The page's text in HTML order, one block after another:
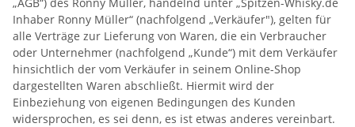
Inhaber Ronny Müller“ (nachfolgend „Verkäufer"), gelten für
alle Verträge zur Lieferung von Waren, die ein Verbraucher
oder Unternehmer (nachfolgend „Kunde“) mit dem Verkäufer
hinsichtlich der vom Verkäufer in seinem Online-Shop
dargestellten Waren abschließt. Hiermit wird der
Einbeziehung von eigenen Bedingungen des Kunden
widersprochen, es sei denn, es ist etwas anderes vereinbart.